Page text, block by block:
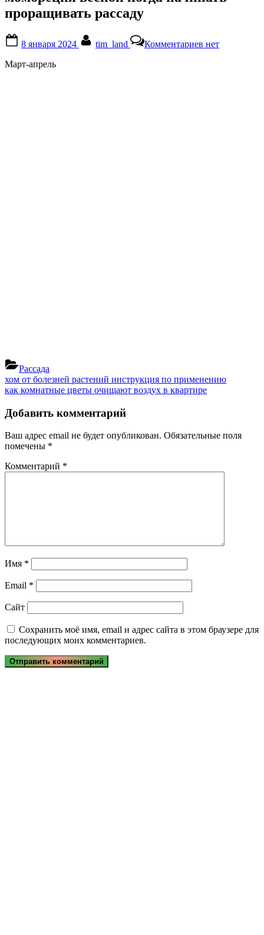
проращивать рассаду
on
8 января 2024 tim_land Комментариевзаписи
нет
Март-апрель
Рассада
Навигация
по
записям
Previous
Post:
хом от болезней растений инструкция по применению
Next
как комнатные цветы очищают воздух в квартире
Добавить комментарий
Ваш адрес email не будет опубликован. Обязательные поля
помечены *
Комментарий *
Имя *
Email *
Сайт
Сохранить моё имя, email и адрес сайта в этом браузере для
последующих моих комментариев.